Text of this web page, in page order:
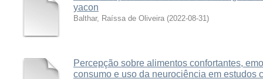
yacon
Balthar, Raíssa de Oliveira (2022-08-31)
Percepção sobre alimentos confortantes,
consumo e uso da neurociência em estudos